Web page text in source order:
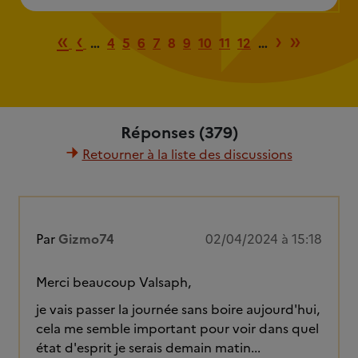
Première page
« Page précédente
‹ … 4 5 6 7 8 9 10 11 12 … Page
› »
Réponses (379)
Retourner à la liste des discussions
Par Gizmo74 02/04/2024 à 15:18
Merci beaucoup Valsaph,
je vais passer la journée sans boire aujourd'hui,
cela me semble important pour voir dans quel
état d'esprit je serais demain matin...